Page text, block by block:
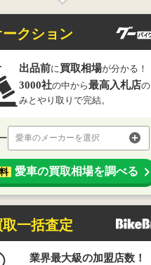
ークション
出品前に買取相場が分かる！
3000社の中から最高入札店の
みとやり取りで完結。
愛車のメーカーを選択
愛車の買取相場を調べる
取一括査定
業界最大級の加盟店数！